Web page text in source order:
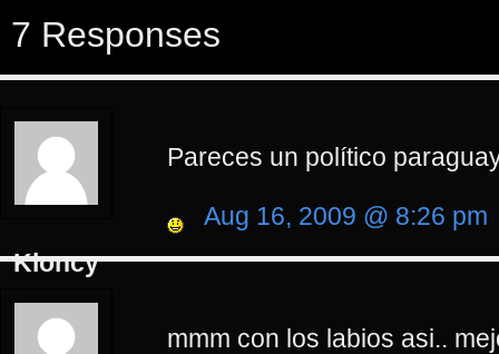
7 Responses
Kloncy
Pareces un político
Aug 16, 2009 @ 8:26 pm
mmm con los labios asi..